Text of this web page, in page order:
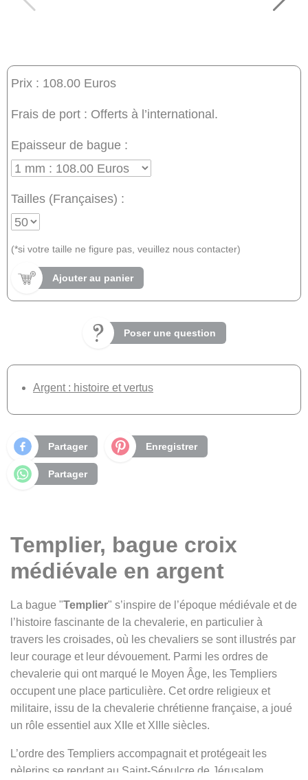
Prix : 108.00 Euros
Frais de port : Offerts à l’international.
Epaisseur de bague :
Tailles (Françaises) :
(*si votre taille ne figure pas, veuillez nous contacter)
Ajouter au panier
Poser une question
Argent : histoire et vertus
Partager Enregistrer
Partager
Templier, bague croix
médiévale en argent
La bague "Templier" s’inspire de l’époque médiévale et de
l’histoire fascinante de la chevalerie, en particulier à
travers les croisades, où les chevaliers se sont illustrés par
leur courage et leur dévouement. Parmi les ordres de
chevalerie qui ont marqué le Moyen Âge, les Templiers
occupent une place particulière. Cet ordre religieux et
militaire, issu de la chevalerie chrétienne française, a joué
un rôle essentiel aux XIIe et XIIIe siècles.
L’ordre des Templiers accompagnait et protégeait les
pèlerins se rendant au Saint-Sépulcre de Jérusalem,